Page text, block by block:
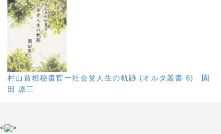
村山首相秘書官ー社会党人生の軌跡 (オルタ叢書 6) 園
田 原三
< >